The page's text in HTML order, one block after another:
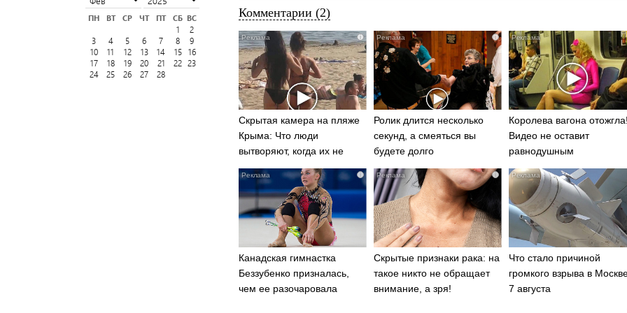
ПН ВТ СР ЧТ ПТ СБ ВС
1
2
3
4 5 6 7 8
9
10
11 12 13 14 15
16
17
18 19 20 21 22 23
24
25 26 27 28
Комментарии (2)
i
Скрытая камера на пляже
Крыма: Что люди
вытворяют, когда их не
видят...
i
Ролик длится несколько
секунд, а смеяться вы
будете долго
Королева вагона отожгла!
Видео не оставит
равнодушным
i
Канадская гимнастка
Беззубенко призналась,
чем ее разочаровала
i
Скрытые признаки рака: на
такое никто не обращает
внимание, а зря!
Что стало причиной
громкого взрыва в
7 августа